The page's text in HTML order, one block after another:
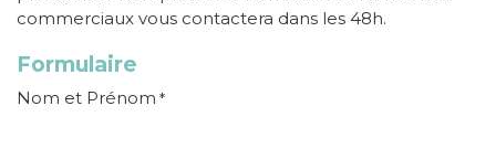
commerciaux vous contactera dans les 48h.
Formulaire
Nom et Prénom *